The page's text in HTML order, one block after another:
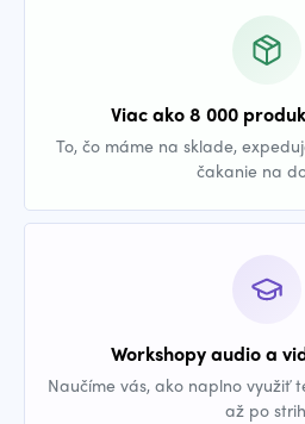
Viac ako 8 000
To, čo máme na sklade,
čakanie na
Workshopy audio a
Naučíme vás, ako naplno využiť
až po